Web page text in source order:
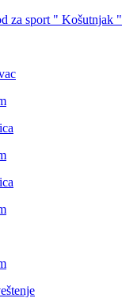
za sport " Košutnjak "